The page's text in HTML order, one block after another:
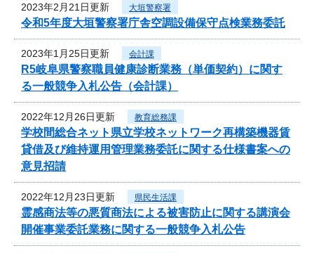
2023年2月21日更新 大垣警察署
令和5年度大垣警察署庁舎空調設備保守点検業務委託
2023年1月25日更新 会計課
R5岐阜県警察職員健康診断業務（単価契約）に関す
る一般競争入札公告（会計課）
2022年12月26日更新 教育総務課
学校間総合ネット県立学校ネットワーク再構築機器賃
貸借及び維持運用管理業務委託に関する仕様書案への
意見招請
2022年12月23日更新 県民生活課
霊感商法等の悪質商法による被害防止に関する講演会
開催事業委託業務に関する一般競争入札公告